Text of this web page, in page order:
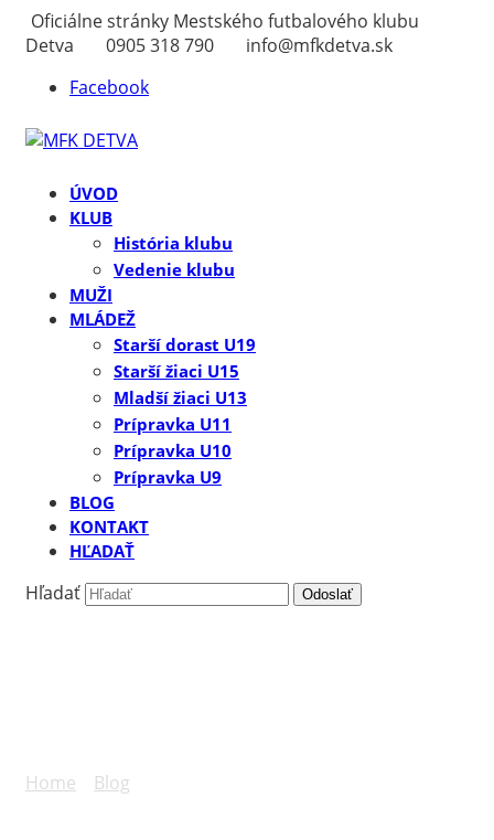
Oficiálne stránky Mestského futbalového klubu
Detva
0905 318 790
info@mfkdetva.sk
Facebook
ÚVOD
KLUB
História klubu
Vedenie klubu
MUŽI
MLÁDEŽ
Starší dorast U19
Starší žiaci U15
Mladší žiaci U13
Prípravka U11
Prípravka U10
Prípravka U9
BLOG
KONTAKT
HĽADAŤ
Hľadať Odoslať
Home Blog